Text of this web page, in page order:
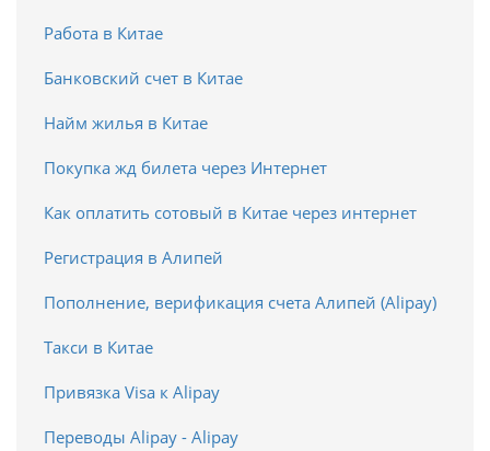
Работа в Китае
Банковский счет в Китае
Найм жилья в Китае
Покупка жд билета через Интернет
Как оплатить сотовый в Китае через интернет
Регистрация в Алипей
Пополнение, верификация счета Алипей (Alipay)
Такси в Китае
Привязка Visa к Alipay
Переводы Alipay - Alipay